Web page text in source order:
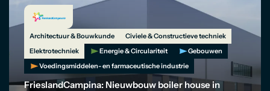
Architectuur & Bouwkunde
Civiele & Constructieve techniek
Elektrotechniek
Energie & Circulariteit
Gebouwen
Voedingsmiddelen- en farmaceutische industrie
FrieslandCampina: Nieuwbouw boiler house in